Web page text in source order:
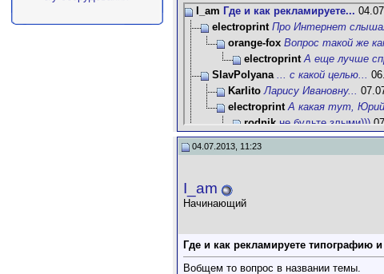
I_am Где и как рекламируете...
electroprint Про Интернет
orange-fox Вопрос такой же
electroprint А еще лучше
SlavPolyana ... с какой целью...
Karlito Ларису Ивановну...
electroprint А какая тут, Юрий
rodnik не будьте злыми)))
orange-fox Это "не
Дополнительные
BananaPrint
Printos
Poligraftorg Наверное, как и
POLYGREY Сарафанное
greenvis Прогрессивная
04.07.2013, 11:23
I_am
Начинающий
Где и как рекламируете типографию и
Вобщем то вопрос в названии темы.